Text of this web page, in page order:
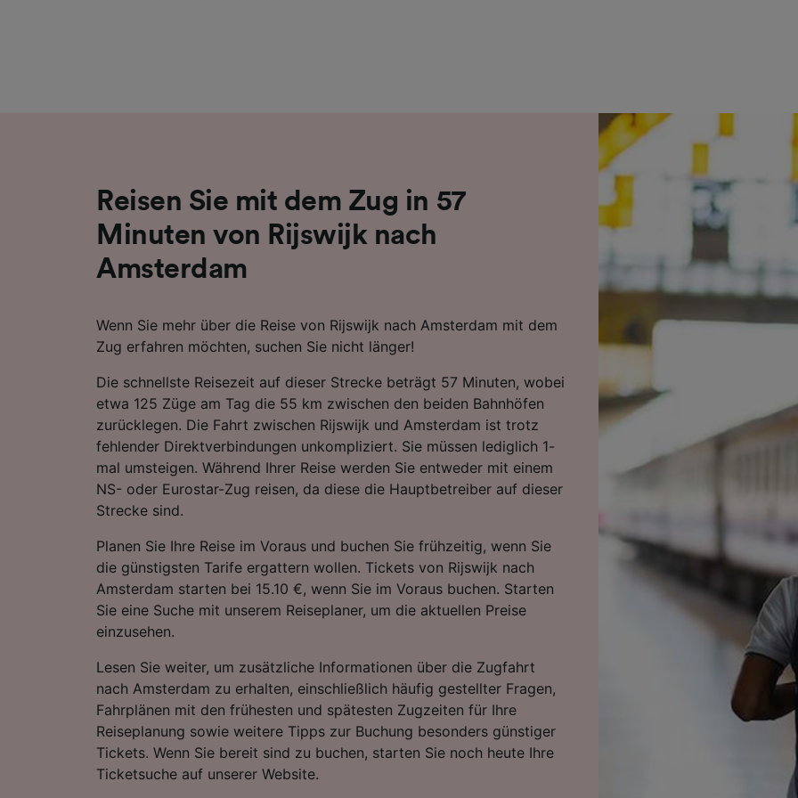
Reisen Sie mit dem Zug in 57
Minuten von Rijswijk nach
Amsterdam
Wenn Sie mehr über die Reise von Rijswijk nach Amsterdam mit dem
Zug erfahren möchten, suchen Sie nicht länger!
Die schnellste Reisezeit auf dieser Strecke beträgt 57 Minuten, wobei
etwa 125 Züge am Tag die 55 km zwischen den beiden Bahnhöfen
zurücklegen. Die Fahrt zwischen Rijswijk und Amsterdam ist trotz
fehlender Direktverbindungen unkompliziert. Sie müssen lediglich 1-
mal umsteigen. Während Ihrer Reise werden Sie entweder mit einem
NS- oder Eurostar-Zug reisen, da diese die Hauptbetreiber auf dieser
Strecke sind.
Planen Sie Ihre Reise im Voraus und buchen Sie frühzeitig, wenn Sie
die günstigsten Tarife ergattern wollen. Tickets von Rijswijk nach
Amsterdam starten bei 15.10 €, wenn Sie im Voraus buchen. Starten
Sie eine Suche mit unserem Reiseplaner, um die aktuellen Preise
einzusehen.
Lesen Sie weiter, um zusätzliche Informationen über die Zugfahrt
nach Amsterdam zu erhalten, einschließlich häufig gestellter Fragen,
Fahrplänen mit den frühesten und spätesten Zugzeiten für Ihre
Reiseplanung sowie weitere Tipps zur Buchung besonders günstiger
Tickets. Wenn Sie bereit sind zu buchen, starten Sie noch heute Ihre
Ticketsuche auf unserer Website.